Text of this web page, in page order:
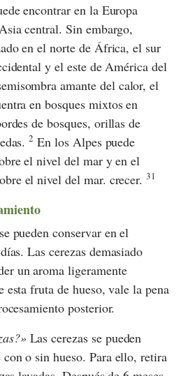
encontrar en la Europa
central. Sin embargo,
en el norte de África, el sur
y el este de América del
amante del calor, el
en bosques mixtos en
de bosques, orillas de
2 En los Alpes puede
el nivel del mar y en el
el nivel del mar. crecer.31
pueden conservar en el
Las cerezas demasiado
un aroma ligeramente
fruta de hueso, vale la pena
posterior.
Las cerezas se pueden
con o sin hueso. Para ello, retira